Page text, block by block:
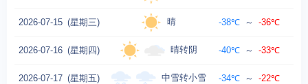
2026-07-15 (星期三) 晴 -38℃ ～ -36℃
2026-07-16 (星期四) 晴转阴 -40℃ ～ -33℃
2026-07-17 (星期五) 中雪转小雪 -34℃ ～ -22℃